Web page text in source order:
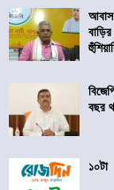
আবাস
বছর
১০টা